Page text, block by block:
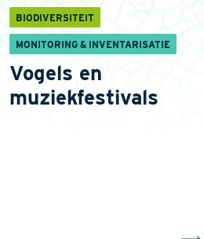
BIODIVERSITEIT
MONITORING & INVENTARISATIE
Vogels en
muziekfestivals